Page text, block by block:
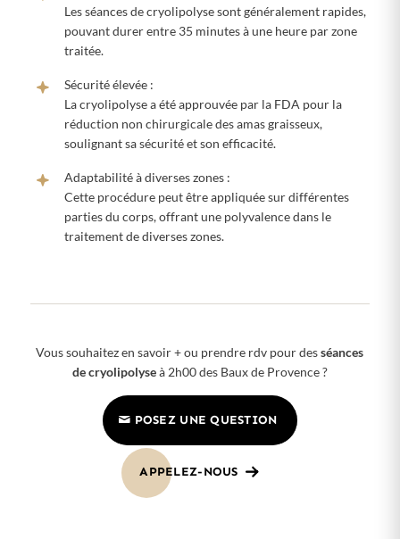
Les séances de cryolipolyse sont généralement rapides,
pouvant durer entre 35 minutes à une heure par zone
traitée.
Sécurité élevée :
La cryolipolyse a été approuvée par la FDA pour la
réduction non chirurgicale des amas graisseux,
soulignant sa sécurité et son efficacité.
Adaptabilité à diverses zones :
Cette procédure peut être appliquée sur différentes
parties du corps, offrant une polyvalence dans le
traitement de diverses zones.
Vous souhaitez en savoir + ou prendre rdv pour desséances
de cryolipolyseà 2h00 des Baux de Provence ?
POSEZ UNE QUESTION
APPELEZ-NOUS